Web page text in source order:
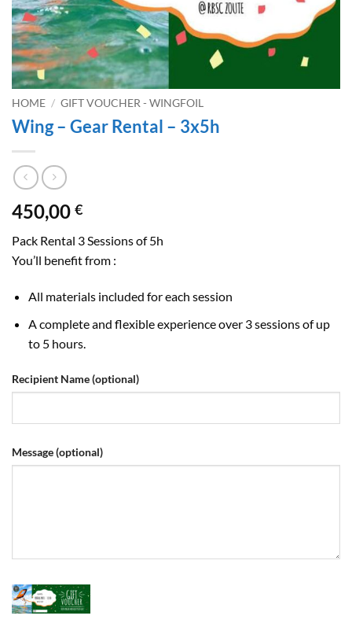
HOME / GIFT VOUCHER - WINGFOIL
Wing – Gear Rental – 3x5h
450,00 €
Pack Rental 3 Sessions of 5h
You’ll benefit from :
All materials included for each session
A complete and flexible experience over 3 sessions of up
to 5 hours.
Recipient Name(optional)
Message(optional)